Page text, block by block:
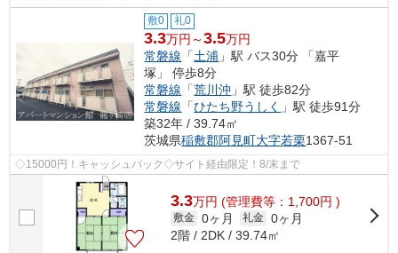
敷0 礼0
3.3万円～3.5万円
常磐線 「土浦 」駅 バス30分 「嘉平
塚」 停歩8分
常磐線 「荒川沖 」駅 徒歩82分
常磐線 「ひたち野うしく
」駅 徒歩91分
築32年 / 39.74㎡
茨城県稲敷郡阿見町大字若栗1367-51
◇15000円！キャッシュバック◇サイト経由限定！8/末まで
3.3万円 (管理費等：1,700円 )
敷金 0ヶ月 礼金 0ヶ月
2階 / 2DK / 39.74㎡